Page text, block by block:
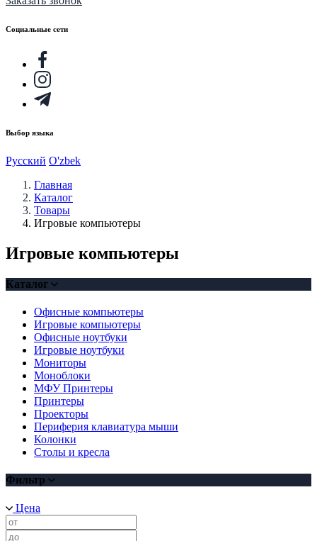
Социальные сети
Выбор языка
Русский O'zbek
Главная
Каталог
Товары
Игровые компьютеры
Игровые компьютеры
Каталог
Офисные компьютеры
Игровые компьютеры
Офисные ноутбуки
Игровые ноутбуки
Мониторы
Моноблоки
МФУ Принтеры
Принтеры
Проекторы
Периферия клавиатура мыши
Колонки
Столы и кресла
Фильтр
Цена